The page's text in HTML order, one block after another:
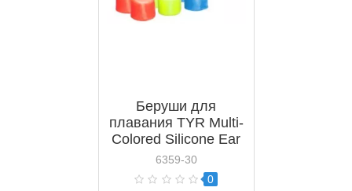
Беруши для
плавания TYR Multi-
Colored Silicone Ear
Plugs (LEPY)
6359-30
0